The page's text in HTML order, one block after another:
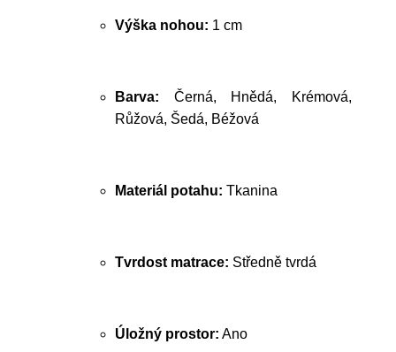
Výška nohou: 1 cm
Barva: Černá, Hnědá, Krémová,
Růžová, Šedá, Béžová
Materiál potahu: Tkanina
Tvrdost matrace: Středně tvrdá
Úložný prostor: Ano